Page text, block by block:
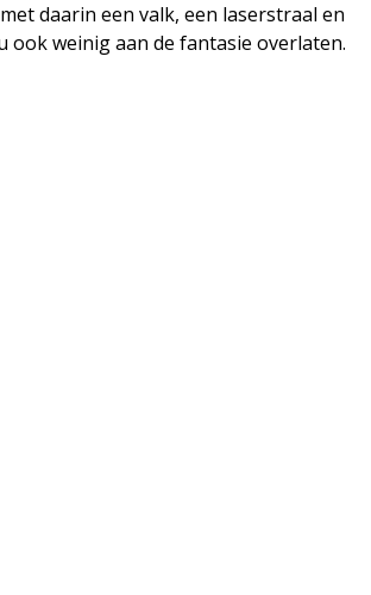
daarin een valk, een laserstraal en
ook weinig aan de fantasie overlaten.